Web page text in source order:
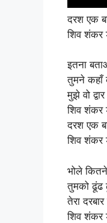
दरश एक
शिव शंकर
इतना
तुमने कहाँ
मुझे वो
शिव शंकर
दरश एक
शिव शंकर
भोले कितने
तुमको ढूंढ
तेरा
शिव शंकर